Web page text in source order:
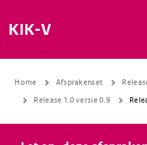
KIK-V
Home Afsprakenset
Release 1.0 versie 0.9